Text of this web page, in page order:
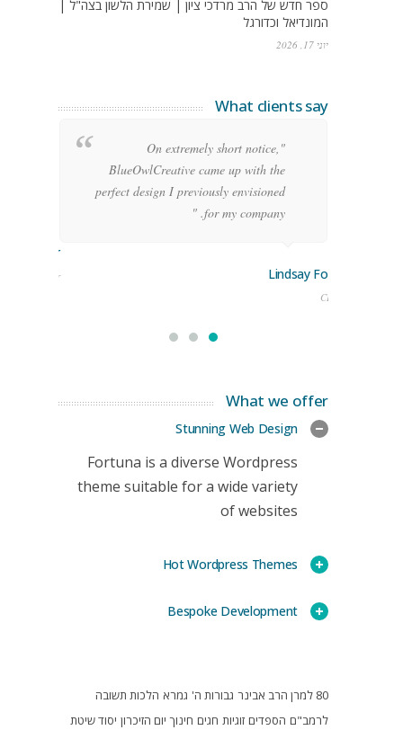
ספר חדש של הרב מרדכי ציון | שמירת הלשון בצה"ל |
המונדיאל וכדורגל
יוני 17, 2026
What clients say
"On extremely short notice,
BlueOwlCreative came up with the
perfect design I previously envisioned
for my company. "
Lindsay Ford
CEO
Stoner
Manager
What we offer
Stunning Web Design
Fortuna is a diverse Wordpress
theme suitable for a wide variety
of websites
Hot Wordpress Themes
Bespoke Development
80 למרן הרב אבינר גבורות ה' גמרא הלכות תשובה
לרמב"ם הספדים זוגיות חגים חינוך יום הזיכרון יסוד שיטת